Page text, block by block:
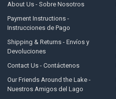
About Us - Sobre Nosotros
Payment Instructions -
Instrucciones de Pago
Shipping & Returns - Envíos y
Devoluciones
Contact Us - Contáctenos
Our Friends Around the Lake -
Nuestros Amigos del Lago